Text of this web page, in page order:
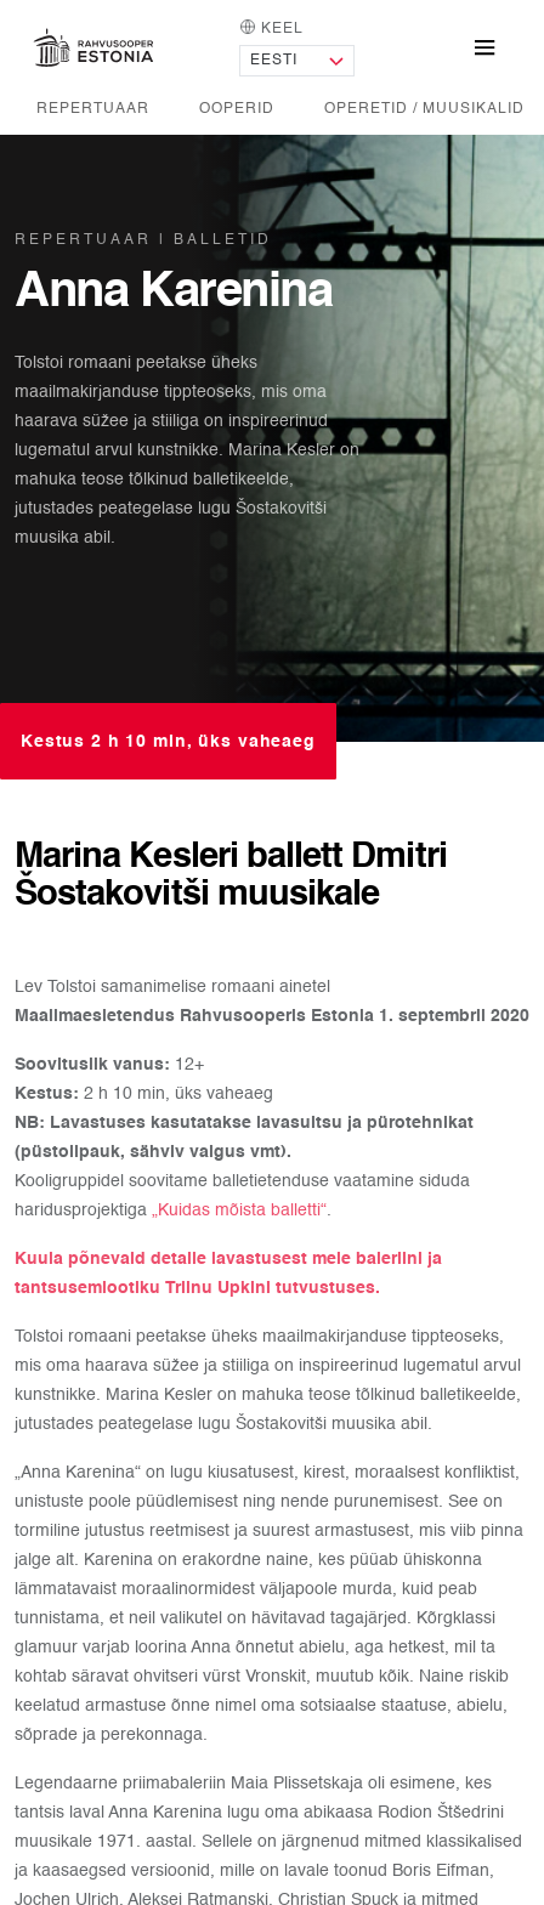
AVALEHT KEEL
REPERTUAAR OOPERID OPERETID / MUUSIKALID
REPERTUAAR BALLETID
Anna Karenina
Tolstoi romaani peetakse üheks
maailmakirjanduse tippteoseks, mis oma
haarava süžee ja stiiliga on inspireerinud
lugematul arvul kunstnikke. Marina Kesler on
mahuka teose tõlkinud balletikeelde,
jutustades peategelase lugu Šostakovitši
muusika abil.
Kestus 2 h 10 min, üks vaheaeg
Marina Kesleri ballett Dmitri
Šostakovitši muusikale
Lev Tolstoi samanimelise romaani ainetel
Maailmaesietendus Rahvusooperis Estonia 1. septembril 2020
Soovituslik vanus: 12+
Kestus: 2 h 10 min, üks vaheaeg
NB: Lavastuses kasutatakse lavasuitsu ja pürotehnikat
(püstolipauk, sähviv valgus vmt).
Kooligruppidel soovitame balletietenduse vaatamine siduda
haridusprojektiga „Kuidas mõista balletti“.
Kuula põnevaid detaile lavastusest meie baleriini ja
tantsusemiootiku Triinu Upkini tutvustuses.
Tolstoi romaani peetakse üheks maailmakirjanduse tippteoseks,
mis oma haarava süžee ja stiiliga on inspireerinud lugematul arvul
kunstnikke. Marina Kesler on mahuka teose tõlkinud balletikeelde,
jutustades peategelase lugu Šostakovitši muusika abil.
„Anna Karenina“ on lugu kiusatusest, kirest, moraalsest konfliktist,
unistuste poole püüdlemisest ning nende purunemisest. See on
tormiline jutustus reetmisest ja suurest armastusest, mis viib pinna
jalge alt. Karenina on erakordne naine, kes püüab ühiskonna
lämmatavaist moraalinormidest väljapoole murda, kuid peab
tunnistama, et neil valikutel on hävitavad tagajärjed. Kõrgklassi
glamuur varjab loorina Anna õnnetut abielu, aga hetkest, mil ta
kohtab säravat ohvitseri vürst Vronskit, muutub kõik. Naine riskib
keelatud armastuse õnne nimel oma sotsiaalse staatuse, abielu,
sõprade ja perekonnaga.
Legendaarne priimabaleriin Maia Plissetskaja oli esimene, kes
tantsis laval Anna Karenina lugu oma abikaasa Rodion Štšedrini
muusikale 1971. aastal. Sellele on järgnenud mitmed klassikalised
ja kaasaegsed versioonid, mille on lavale toonud Boris Eifman,
Jochen Ulrich, Aleksei Ratmanski, Christian Spuck ja mitmed